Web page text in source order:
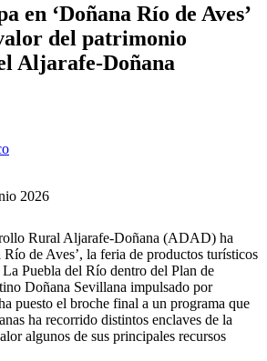
en ‘Doñana Río de Aves’
del patrimonio
Aljarafe-Doñana
2026
Rural Aljarafe-Doñana (ADAD) ha
de Aves’, la feria de productos turísticos
Puebla del Río dentro del Plan de
Doñana Sevillana impulsado por
puesto el broche final a un programa que
ha recorrido distintos enclaves de la
algunos de sus principales recursos